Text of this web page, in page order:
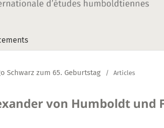
Schwarz zum 65. Geburtstag / Articles
von Humboldt und